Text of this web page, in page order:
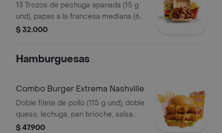
13 Trozos de pechuga apanada (15 g
und), papas a la francesa mediana (60
g) y gaseosa (325 ml)
$ 32.000
Hamburguesas
Combo Burger Extrema Nashville
Doble filete de pollo (115 g und), doble
queso, lechuga, pan brioche, salsa
picante estilo Nashville, francesa
$ 47.900